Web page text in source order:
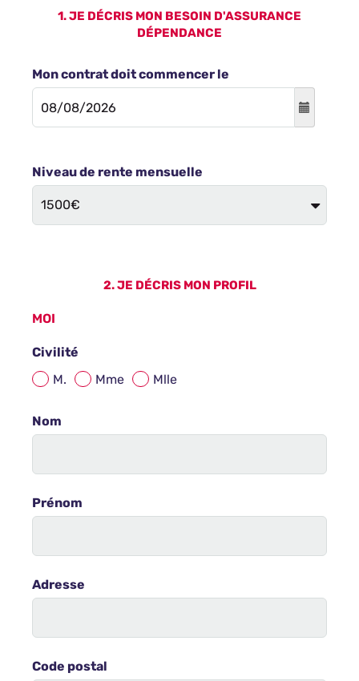
1. JE DÉCRIS MON BESOIN D'ASSURANCE
DÉPENDANCE
Mon contrat doit commencer le
Niveau de rente mensuelle
2. JE DÉCRIS MON PROFIL
MOI
Civilité
M.
Mme Mlle
Nom
Prénom
Adresse
Code postal